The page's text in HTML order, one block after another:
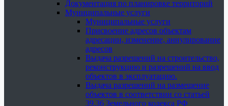
Документация по планировке территорий
Муниципальные услуги
Муниципальные услуги
Присвоение адресов объектам
адресации, изменение, аннулирование
адресов
Выдача разрешений на строительство,
реконструкцию и разрешений на ввод
объектов в эксплуатацию.
Выдача разрешений на размещение
объектов в соответствии со статьей
39.36 Земельного кодекса РФ